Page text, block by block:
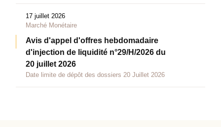
17 juillet 2026
Marché Monétaire
Avis d'appel d'offres hebdomadaire
d'injection de liquidité n°29/H/2026 du
20 juillet 2026
Date limite de dépôt des dossiers 20 Juillet 2026